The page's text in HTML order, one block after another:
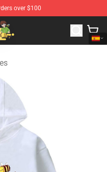
over $100
Merchandise Shop